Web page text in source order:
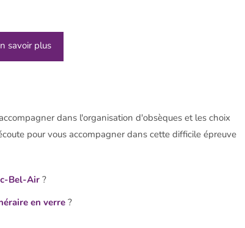
savoir plus
dans l'organisation d'obsèques et les choix
pour vous accompagner dans cette difficile épreuve
Bel-Air?
en verre?